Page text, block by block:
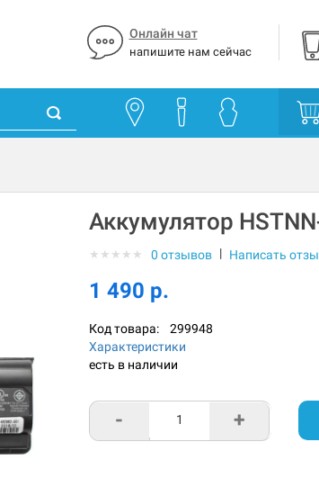
Онлайн чат
напишите нам сейчас
Аккумулятор
★ ★ ★ ★ ★ 0 отзывов | Написать
1 490 р.
Код товара: 299948
Характеристики
есть в наличии
- +